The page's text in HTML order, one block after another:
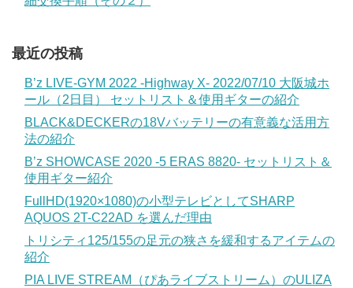
最近の投稿
B’z LIVE-GYM 2022 -Highway X- 2022/07/10 大阪城ホ
ール（2日目） セットリスト＆使用ギターの紹介
BLACK&DECKERの18Vバッテリーの有意義な活用方
法の紹介
B’z SHOWCASE 2020 -5 ERAS 8820- セットリスト＆
使用ギター紹介
FullHD(1920×1080)の小型テレビとしてSHARP
AQUOS 2T-C22AD を選んだ理由
トリシティ125/155の足元の狭さを緩和するアイテムの
紹介
PIA LIVE STREAM（ぴあライブストリーム）のULIZA